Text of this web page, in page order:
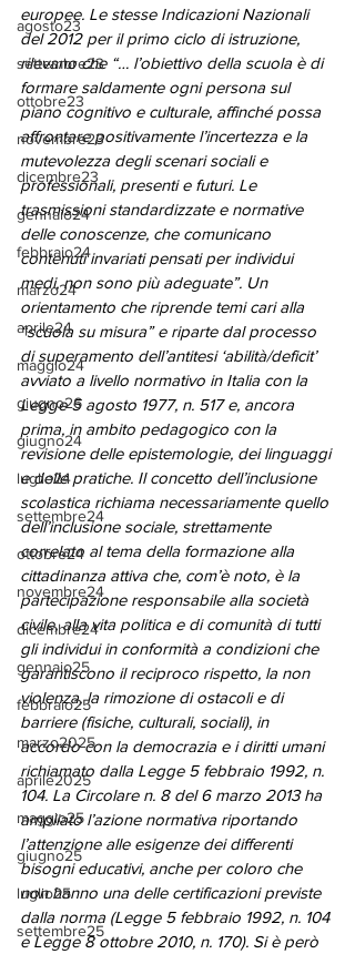
agosto23
settembre23
ottobre23
novembre23
dicembre23
gennaio24
febbraio24
marzo24
aprile24
maggio24
giugno26
giugno24
luglio24
settembre24
ottobre24
novembre24
dicembre24
gennaio25
febbraio25
marzo2025
aprile2025
maggio25
giugno25
luglio25
settembre25
europee. Le stesse Indicazioni Nazionali
del 2012 per il primo ciclo di istruzione,
rilevano che “… l’obiettivo della scuola è di
formare saldamente ogni persona sul
piano cognitivo e culturale, affinché possa
affrontare positivamente l’incertezza e la
mutevolezza degli scenari sociali e
professionali, presenti e futuri. Le
trasmissioni standardizzate e normative
delle conoscenze, che comunicano
contenuti invariati pensati per individui
medi, non sono più adeguate”. Un
orientamento che riprende temi cari alla
“scuola su misura” e riparte dal processo
di superamento dell’antitesi ‘abilità/deficit’
avviato a livello normativo in Italia con la
Legge 5 agosto 1977, n. 517 e, ancora
prima, in ambito pedagogico con la
revisione delle epistemologie, dei linguaggi
e delle pratiche. Il concetto dell’inclusione
scolastica richiama necessariamente quello
dell’inclusione sociale, strettamente
correlato al tema della formazione alla
cittadinanza attiva che, com’è noto, è la
partecipazione responsabile alla società
civile, alla vita politica e di comunità di tutti
gli individui in conformità a condizioni che
garantiscono il reciproco rispetto, la non
violenza, la rimozione di ostacoli e di
barriere (fisiche, culturali, sociali), in
accordo con la democrazia e i diritti umani
richiamato dalla Legge 5 febbraio 1992, n.
104. La Circolare n. 8 del 6 marzo 2013 ha
ampliato l’azione normativa riportando
l’attenzione alle esigenze dei differenti
bisogni educativi, anche per coloro che
non hanno una delle certificazioni previste
dalla norma (Legge 5 febbraio 1992, n. 104
e Legge 8 ottobre 2010, n. 170). Si è però